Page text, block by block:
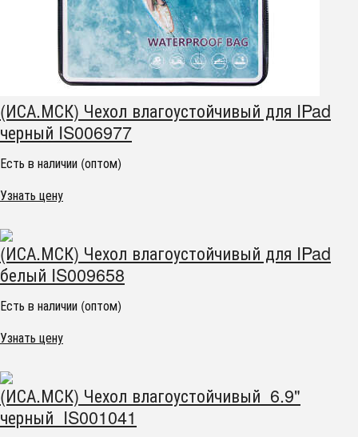
(ИСА.МСК) Чехол влагоустойчивый для IPad
черный IS006977
Есть в наличии (оптом)
Узнать цену
(ИСА.МСК) Чехол влагоустойчивый для IPad
белый IS009658
Есть в наличии (оптом)
Узнать цену
(ИСА.МСК) Чехол влагоустойчивый 6.9"
черный IS001041